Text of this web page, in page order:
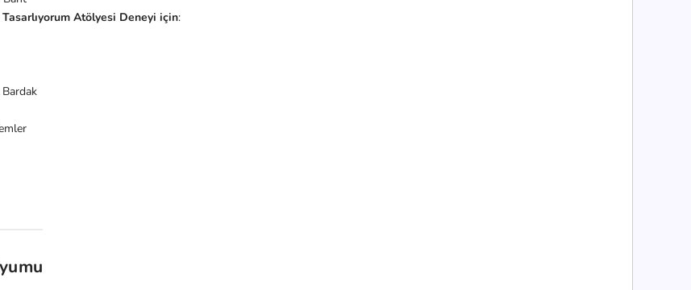
Tasarlıyorum Atölyesi Deneyi için: